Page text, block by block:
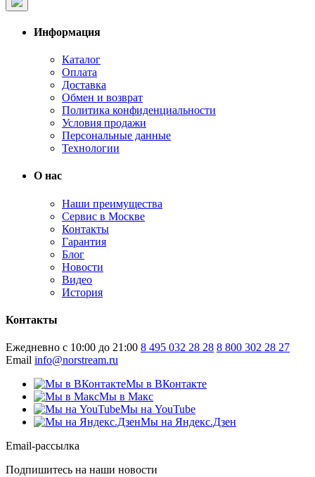
Информация
Каталог
Оплата
Доставка
Обмен и возврат
Политика конфиденциальности
Условия продажи
Персональные данные
Технологии
О нас
Наши преимущества
Сервис в Москве
Контакты
Гарантия
Блог
Новости
Видео
История
Контакты
Ежедневно с 10:00 до 21:00 8 495 032 28 28 8 800 302 28 27
Email info@norstream.ru
Мы в ВКонтакте
Мы в Макс
Мы на YouTube
Мы на Яндекс.Дзен
Email-рассылка
Подпишитесь на наши новости